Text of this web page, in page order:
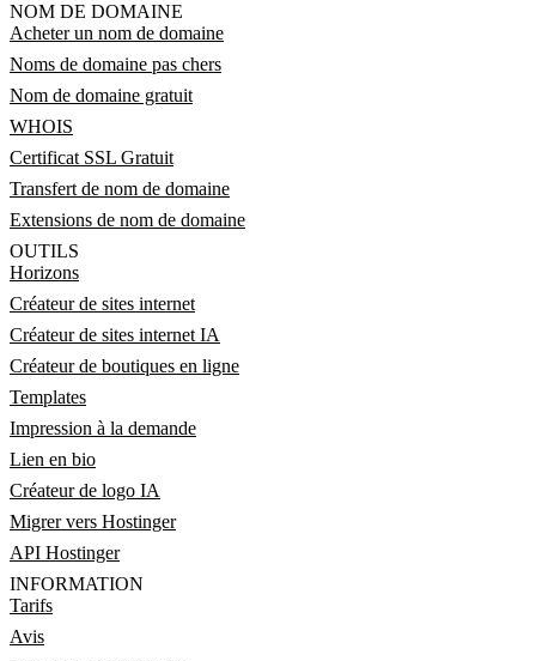
NOM DE DOMAINE
Acheter un nom de domaine
Noms de domaine pas chers
Nom de domaine gratuit
WHOIS
Certificat SSL Gratuit
Transfert de nom de domaine
Extensions de nom de domaine
OUTILS
Horizons
Créateur de sites internet
Créateur de sites internet IA
Créateur de boutiques en ligne
Templates
Impression à la demande
Lien en bio
Créateur de logo IA
Migrer vers Hostinger
API Hostinger
INFORMATION
Tarifs
Avis